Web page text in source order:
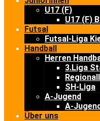
U17 (F)
U17 (F)
Futsal
Futsal-Liga
Handball
Herren
3.Liga
SH-Liga
A-Jugend
A-
Über uns